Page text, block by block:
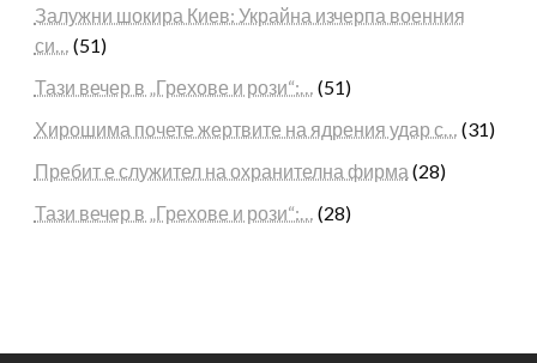
Залужни шокира Киев: Украйна изчерпа военния
си…
(51)
Тази вечер в „Грехове и рози“:…
(51)
Хирошима почете жертвите на ядрения удар с…
(31)
Пребит е служител на охранителна фирма (28)
Тази вечер в „Грехове и рози“:…
(28)